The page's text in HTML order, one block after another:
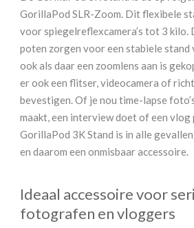
GorillaPod SLR-Zoom. Dit flexibele
voor spiegelreflexcamera’s tot 3 kilo.
poten zorgen voor een stabiele stand
ook als daar een zoomlens aan is
er ook een flitser, videocamera of
bevestigen. Of je nou time-lapse
maakt, een interview doet of een vlog
GorillaPod 3K Stand is in alle
en daarom een onmisbaar accessoire.
Ideaal accessoire voor
fotografen en vloggers